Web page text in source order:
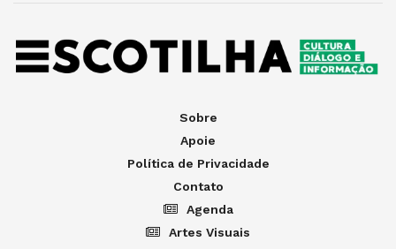
Sobre
Apoie
Política de Privacidade
Contato
Agenda
Artes Visuais